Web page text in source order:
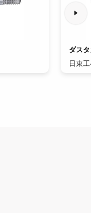
ダス
日東